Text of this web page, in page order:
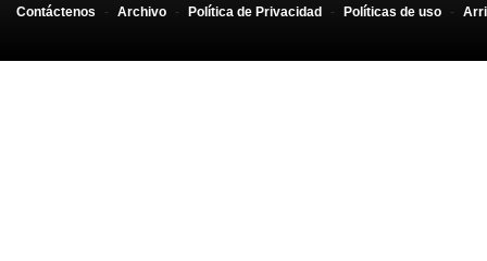
Contáctenos - Archivo - Política de Privacidad - Políticas de uso -